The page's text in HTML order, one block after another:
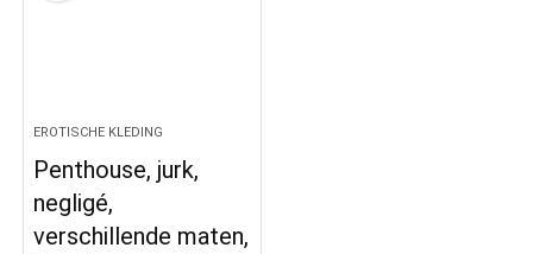
EROTISCHE KLEDING
Penthouse, jurk,
negligé,
verschillende maten,